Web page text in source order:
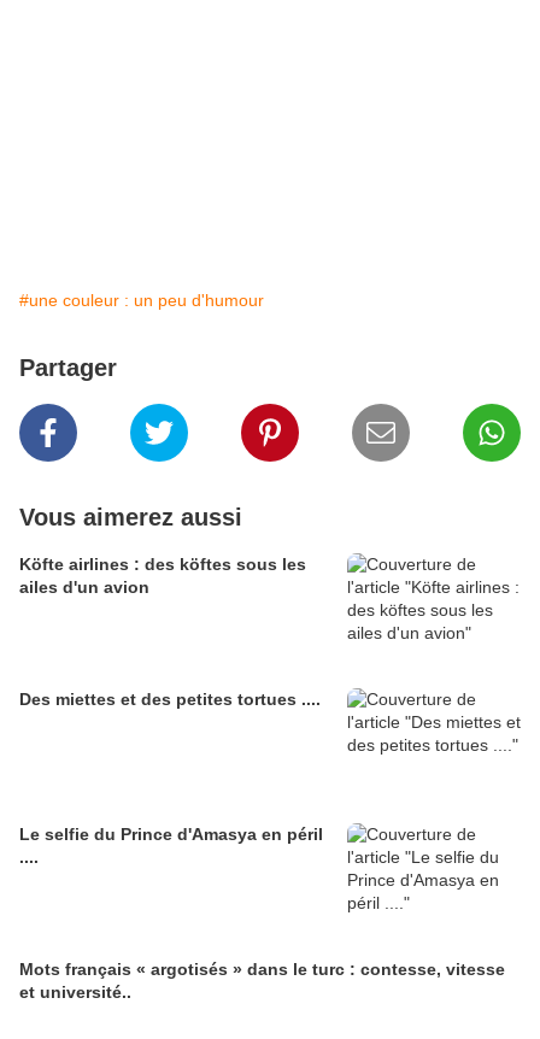
#une couleur : un peu d'humour
Partager
Vous aimerez aussi
Köfte airlines : des köftes sous les
ailes d'un avion
Des miettes et des petites tortues ....
Le selfie du Prince d'Amasya en péril
....
Mots français « argotisés » dans le turc : contesse, vitesse
et université..